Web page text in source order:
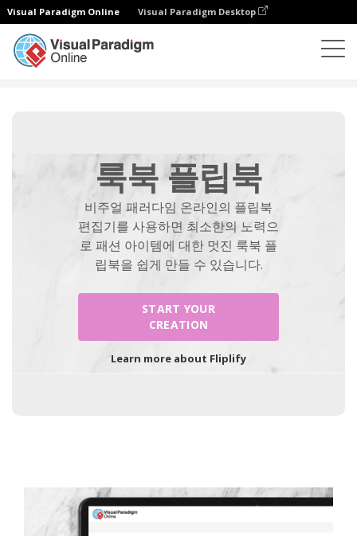
Visual Paradigm Online Visual Paradigm Desktop
룩북 플립북
비주얼 패러다임 온라인의 플립북
편집기를 사용하면 최소한의 노력으
로 패션 아이템에 대한 멋진 룩북 플
립북을 쉽게 만들 수 있습니다.
START YOUR
CREATION
Learn more about Fliplify